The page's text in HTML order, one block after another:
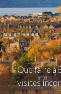
Que faire à
visites